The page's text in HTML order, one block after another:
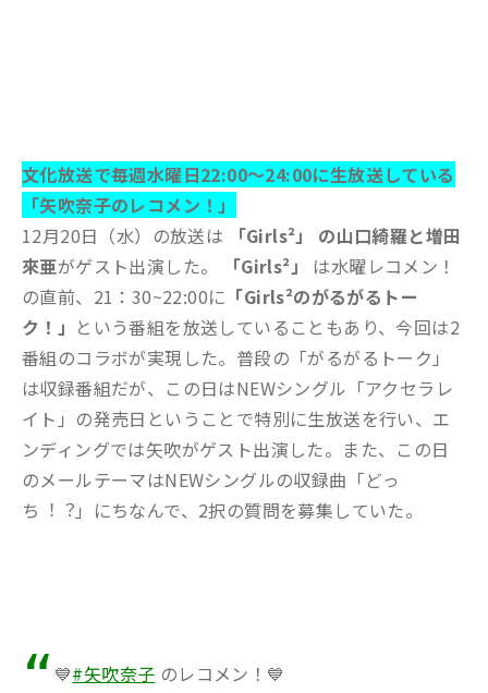
文化放送で毎週水曜日22:00～24:00に生放送している
「矢吹奈子のレコメン！」
12月20日（水）の放送は 「Girls²」 の山口綺羅と増田
來亜がゲスト出演した。 「Girls²」 は水曜レコメン！
の直前、21：30~22:00に 「Girls²のがるがるトー
ク！」 という番組を放送していることもあり、今回は2
番組のコラボが実現した。普段の「がるがるトーク」
は収録番組だが、この日はNEWシングル「アクセラレ
イト」の発売日ということで特別に生放送を行い、エ
ンディングでは矢吹がゲスト出演した。また、この日
のメールテーマはNEWシングルの収録曲「どっ
ち︕︖」にちなんで、2択の質問を募集していた。
💙#矢吹奈子 のレコメン！💙